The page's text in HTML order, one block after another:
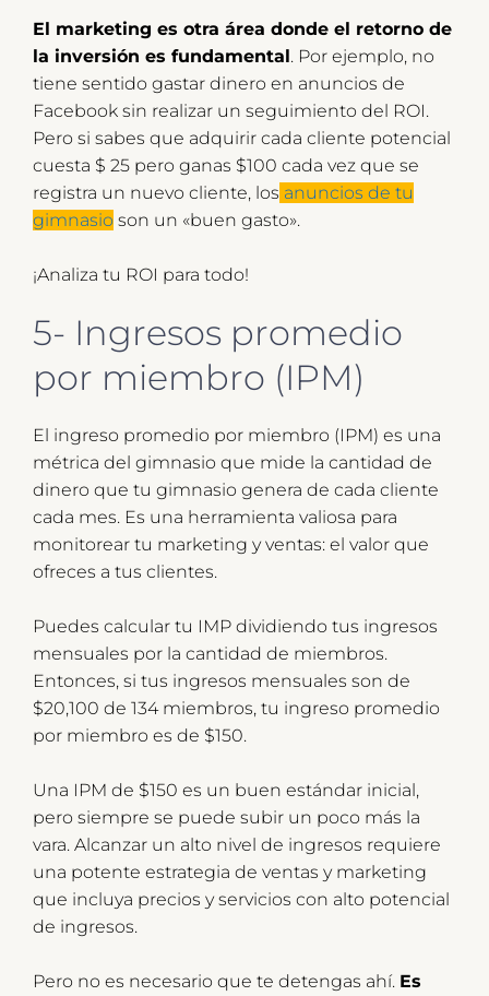
El marketing es otra área donde el retorno de
la inversión es fundamental. Por ejemplo, no
tiene sentido gastar dinero en anuncios de
Facebook sin realizar un seguimiento del ROI.
Pero si sabes que adquirir cada cliente potencial
cuesta $ 25 pero ganas $100 cada vez que se
registra un nuevo cliente, los anuncios de tu
gimnasio son un «buen gasto».
¡Analiza tu ROI para todo!
5- Ingresos promedio
por miembro (IPM)
El ingreso promedio por miembro (IPM) es una
métrica del gimnasio que mide la cantidad de
dinero que tu gimnasio genera de cada cliente
cada mes. Es una herramienta valiosa para
monitorear tu marketing y ventas: el valor que
ofreces a tus clientes.
Puedes calcular tu IMP dividiendo tus ingresos
mensuales por la cantidad de miembros.
Entonces, si tus ingresos mensuales son de
$20,100 de 134 miembros, tu ingreso promedio
por miembro es de $150.
Una IPM de $150 es un buen estándar inicial,
pero siempre se puede subir un poco más la
vara. Alcanzar un alto nivel de ingresos requiere
una potente estrategia de ventas y marketing
que incluya precios y servicios con alto potencial
de ingresos.
Pero no es necesario que te detengas ahí. Es